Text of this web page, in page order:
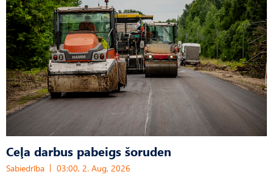
Ceļa darbus pabeigs šoruden
Sabiedrība 03:00, 2. Aug, 2026